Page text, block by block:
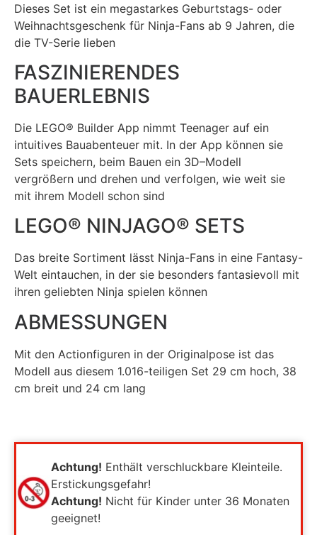
Dieses Set ist ein megastarkes Geburtstags- oder
Weihnachtsgeschenk für Ninja-Fans ab 9 Jahren, die
die TV-Serie lieben
FASZINIERENDES
BAUERLEBNIS
Die LEGO® Builder App nimmt Teenager auf ein
intuitives Bauabenteuer mit. In der App können sie
Sets speichern, beim Bauen ein 3D–Modell
vergrößern und drehen und verfolgen, wie weit sie
mit ihrem Modell schon sind
LEGO® NINJAGO® SETS
Das breite Sortiment lässt Ninja-Fans in eine Fantasy-
Welt eintauchen, in der sie besonders fantasievoll mit
ihren geliebten Ninja spielen können
ABMESSUNGEN
Mit den Actionfiguren in der Originalpose ist das
Modell aus diesem 1.016-teiligen Set 29 cm hoch, 38
cm breit und 24 cm lang
Achtung! Enthält verschluckbare Kleinteile.
Erstickungsgefahr!
Achtung! Nicht für Kinder unter 36 Monaten
geeignet!